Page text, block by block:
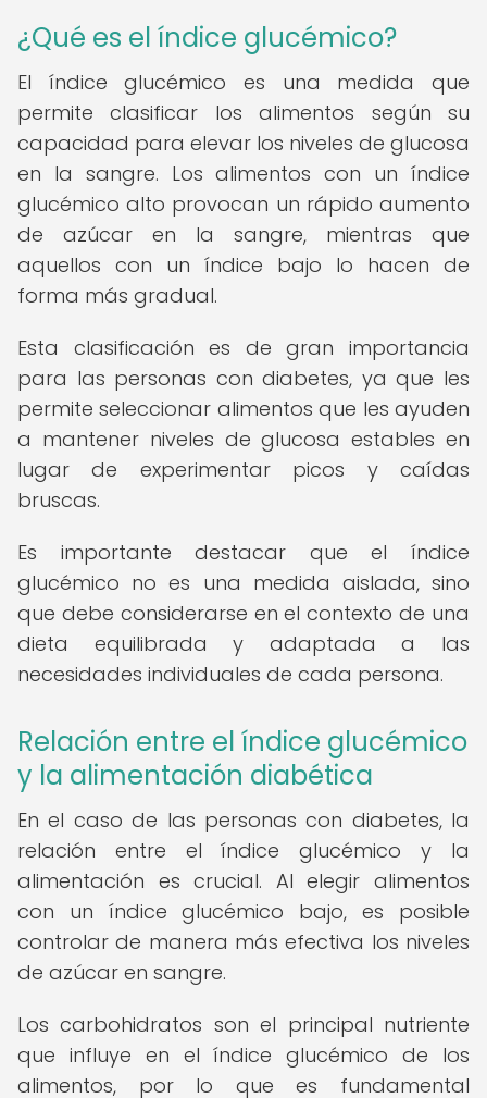
¿Qué es el índice glucémico?
El índice glucémico es una medida que
permite clasificar los alimentos según su
capacidad para elevar los niveles de glucosa
en la sangre. Los alimentos con un índice
glucémico alto provocan un rápido aumento
de azúcar en la sangre, mientras que
aquellos con un índice bajo lo hacen de
forma más gradual.
Esta clasificación es de gran importancia
para las personas con diabetes, ya que les
permite seleccionar alimentos que les ayuden
a mantener niveles de glucosa estables en
lugar de experimentar picos y caídas
bruscas.
Es importante destacar que el índice
glucémico no es una medida aislada, sino
que debe considerarse en el contexto de una
dieta equilibrada y adaptada a las
necesidades individuales de cada persona.
Relación entre el índice glucémico
y la alimentación diabética
En el caso de las personas con diabetes, la
relación entre el índice glucémico y la
alimentación es crucial. Al elegir alimentos
con un índice glucémico bajo, es posible
controlar de manera más efectiva los niveles
de azúcar en sangre.
Los carbohidratos son el principal nutriente
que influye en el índice glucémico de los
alimentos, por lo que es fundamental